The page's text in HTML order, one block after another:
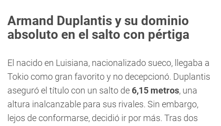
Armand Duplantis y su dominio
absoluto en el salto con pértiga
El nacido en Luisiana, nacionalizado sueco, llegaba a
Tokio como gran favorito y no decepcionó. Duplantis
aseguró el título con un salto de 6,15 metros, una
altura inalcanzable para sus rivales. Sin embargo,
lejos de conformarse, decidió ir por más. Tras dos